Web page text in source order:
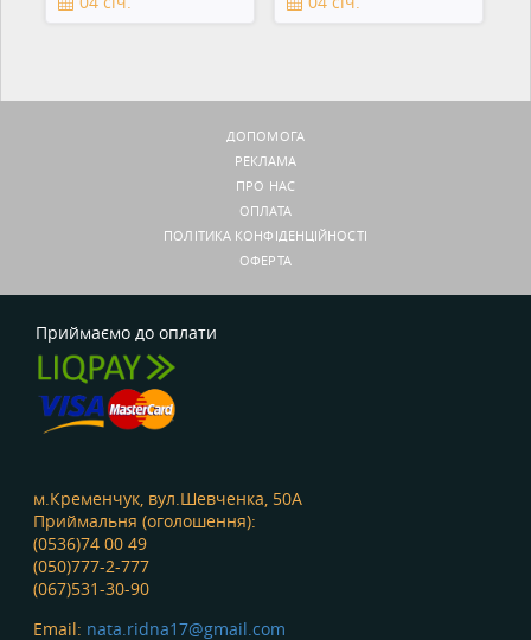
ДОПОМОГА
РЕКЛАМА
ПРО НАС
ОПЛАТА
ПОЛІТИКА КОНФІДЕНЦІЙНОСТІ
ОФЕРТА
Приймаємо до оплати
м.Кременчук, вул.Шевченка, 50А
Приймальня (оголошення):
(0536)74 00 49
(050)777-2-777
(067)531-30-90
Email: nata.ridna17@gmail.com